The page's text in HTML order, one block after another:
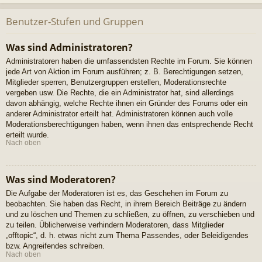
Benutzer-Stufen und Gruppen
Was sind Administratoren?
Administratoren haben die umfassendsten Rechte im Forum. Sie können
jede Art von Aktion im Forum ausführen; z. B. Berechtigungen setzen,
Mitglieder sperren, Benutzergruppen erstellen, Moderationsrechte
vergeben usw. Die Rechte, die ein Administrator hat, sind allerdings
davon abhängig, welche Rechte ihnen ein Gründer des Forums oder ein
anderer Administrator erteilt hat. Administratoren können auch volle
Moderationsberechtigungen haben, wenn ihnen das entsprechende Recht
erteilt wurde.
Nach oben
Was sind Moderatoren?
Die Aufgabe der Moderatoren ist es, das Geschehen im Forum zu
beobachten. Sie haben das Recht, in ihrem Bereich Beiträge zu ändern
und zu löschen und Themen zu schließen, zu öffnen, zu verschieben und
zu teilen. Üblicherweise verhindern Moderatoren, dass Mitglieder
„offtopic“, d. h. etwas nicht zum Thema Passendes, oder Beleidigendes
bzw. Angreifendes schreiben.
Nach oben